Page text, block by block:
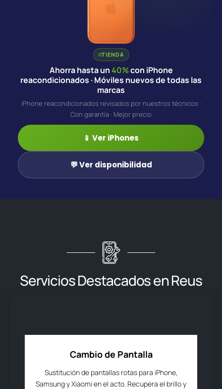
TIENDA
Ahorra hasta un40%con iPhone
reacondicionados · Móviles nuevos de todas las
marcas
iPhone reacondicionados revisados por nuestros técnicos ·
Con garantía · Mejor precio
📱 Ver iPhones
💬 Ver disponibilidad
Servicios Destacados en Reus
Cambio de Pantalla
Sustitución de pantallas rotas para iPhone,
Samsung y Xiaomi en el acto. Recupera el brillo y